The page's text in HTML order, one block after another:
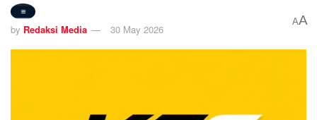
by Redaksi Media 30 May 2026
AA